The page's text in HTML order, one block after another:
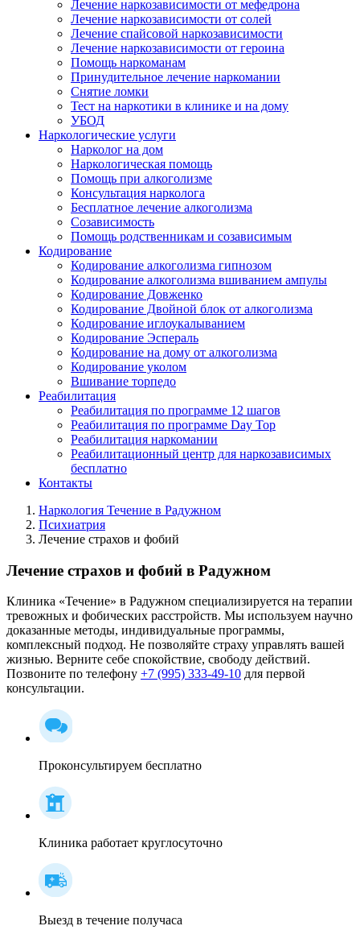
Лечение наркозависимости от мефедрона
Лечение наркозависимости от солей
Лечение спайсовой наркозависимости
Лечение наркозависимости от героина
Помощь наркоманам
Принудительное лечение наркомании
Снятие ломки
Тест на наркотики в клинике и на дому
УБОД
Наркологические услуги
Нарколог на дом
Наркологическая помощь
Помощь при алкоголизме
Консультация нарколога
Бесплатное лечение алкоголизма
Созависимость
Помощь родственникам и созависимым
Кодирование
Кодирование алкоголизма гипнозом
Кодирование алкоголизма вшиванием ампулы
Кодирование Довженко
Кодирование Двойной блок от алкоголизма
Кодирование иглоукалыванием
Кодирование Эспераль
Кодирование на дому от алкоголизма
Кодирование уколом
Вшивание торпедо
Реабилитация
Реабилитация по программе 12 шагов
Реабилитация по программе Day Top
Реабилитация наркомании
Реабилитационный центр для наркозависимых
бесплатно
Контакты
Наркология Течение в Радужном
Психиатрия
Лечение страхов и фобий
Лечение страхов и фобий в Радужном
Клиника «Течение» в Радужном специализируется на терапии
тревожных и фобических расстройств. Мы используем научно
доказанные методы, индивидуальные программы,
комплексный подход. Не позволяйте страху управлять вашей
жизнью. Верните себе спокойствие, свободу действий.
Позвоните по телефону +7 (995) 333-49-10 для первой
консультации.
Проконсультируем бесплатно
Клиника работает круглосуточно
Выезд в течение получаса